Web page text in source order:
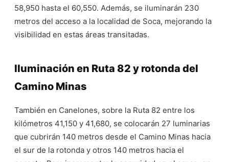
58,950 hasta el 60,550. Además, se iluminarán 230
metros del acceso a la localidad de Soca, mejorando la
visibilidad en estas áreas transitadas.
Iluminación en Ruta 82 y rotonda del
Camino Minas
También en Canelones, sobre la Ruta 82 entre los
kilómetros 41,150 y 41,680, se colocarán 27 luminarias
que cubrirán 140 metros desde el Camino Minas hacia
el sur de la rotonda y otros 140 metros hacia el